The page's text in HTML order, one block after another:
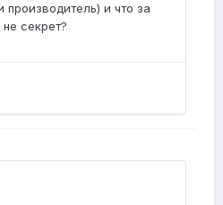
и что за
секрет?